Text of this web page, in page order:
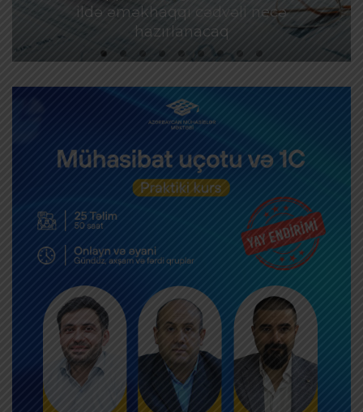
ildə əməkhaqqı cədvəli necə
hazırlanacaq